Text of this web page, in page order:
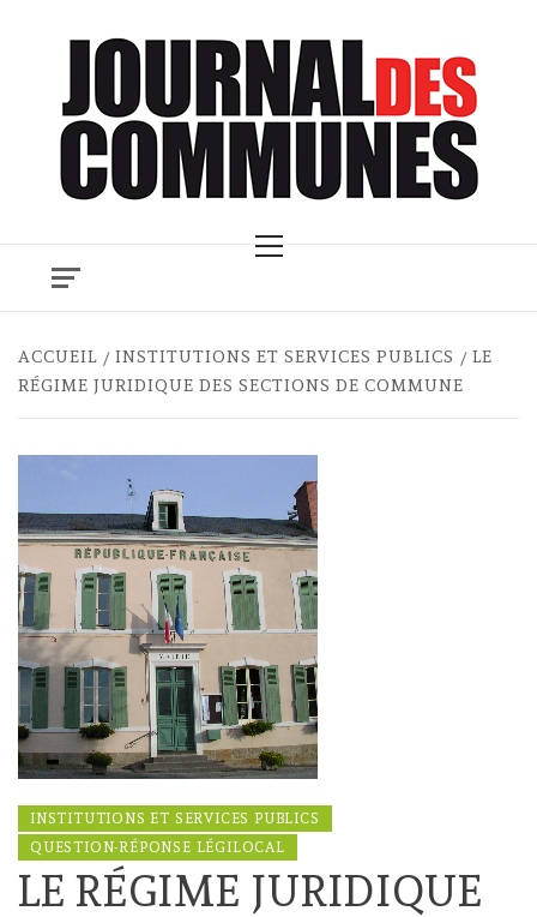
Menu
ACCUEIL INSTITUTIONS ET SERVICES PUBLICS
LE
RÉGIME JURIDIQUE DES SECTIONS DE COMMUNE
INSTITUTIONS ET SERVICES PUBLICS
QUESTION-RÉPONSE LÉGILOCAL
LE RÉGIME JURIDIQUE